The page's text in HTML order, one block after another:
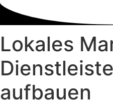
Lokales
aufbauen